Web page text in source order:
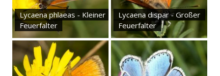
Lycaena phlaeas - Kleiner
Feuerfalter
Lycaena dispar - Großer
Feuerfalter